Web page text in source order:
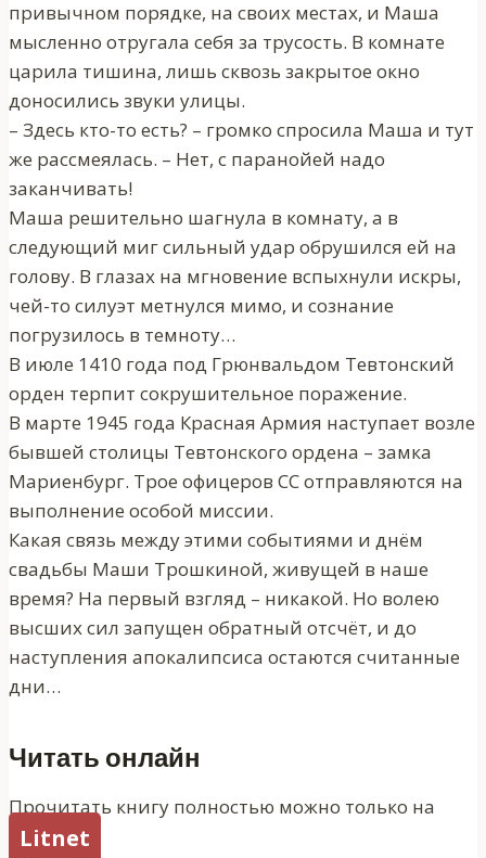
привычном порядке, на своих местах, и Маша
мысленно отругала себя за трусость. В комнате
царила тишина, лишь сквозь закрытое окно
доносились звуки улицы.
– Здесь кто-то есть? – громко спросила Маша и тут
же рассмеялась. – Нет, с паранойей надо
заканчивать!
Маша решительно шагнула в комнату, а в
следующий миг сильный удар обрушился ей на
голову. В глазах на мгновение вспыхнули искры,
чей-то силуэт метнулся мимо, и сознание
погрузилось в темноту…
В июле 1410 года под Грюнвальдом Тевтонский
орден терпит сокрушительное поражение.
В марте 1945 года Красная Армия наступает возле
бывшей столицы Тевтонского ордена – замка
Мариенбург. Трое офицеров СС отправляются на
выполнение особой миссии.
Какая связь между этими событиями и днём
свадьбы Маши Трошкиной, живущей в наше
время? На первый взгляд – никакой. Но волею
высших сил запущен обратный отсчёт, и до
наступления апокалипсиса остаются считанные
дни…
Читать онлайн
Прочитать книгу полностью можно только на
Litnet